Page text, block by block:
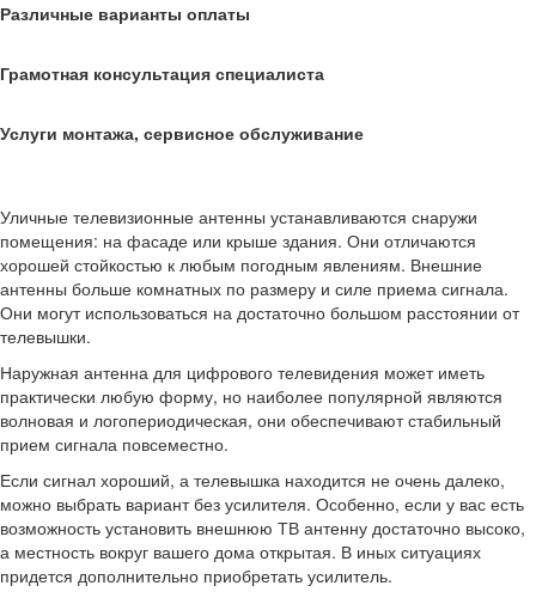
Различные варианты оплаты
Грамотная консультация специалиста
Услуги монтажа, сервисное обслуживание
Уличные телевизионные антенны устанавливаются снаружи
помещения: на фасаде или крыше здания. Они отличаются
хорошей стойкостью к любым погодным явлениям. Внешние
антенны больше комнатных по размеру и силе приема сигнала.
Они могут использоваться на достаточно большом расстоянии от
телевышки.
Наружная антенна для цифрового телевидения может иметь
практически любую форму, но наиболее популярной являются
волновая и логопериодическая, они обеспечивают стабильный
прием сигнала повсеместно.
Если сигнал хороший, а телевышка находится не очень далеко,
можно выбрать вариант без усилителя. Особенно, если у вас есть
возможность установить внешнюю ТВ антенну достаточно высоко,
а местность вокруг вашего дома открытая. В иных ситуациях
придется дополнительно приобретать усилитель.